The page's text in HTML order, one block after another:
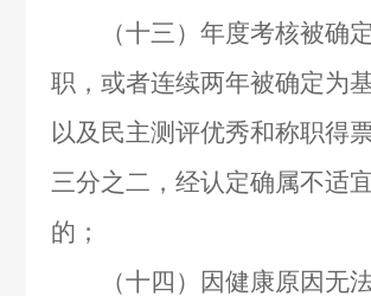
（十三）年度考核被确
职，或者连续两年被确定为
以及民主测评优秀和称职得
三分之二，经认定确属不适
的；
（十四）因健康原因无